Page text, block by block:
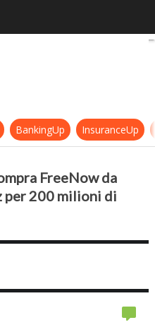
in Europa e compra
BankingUp InsuranceUp
FreeNow da
per 200 milioni di